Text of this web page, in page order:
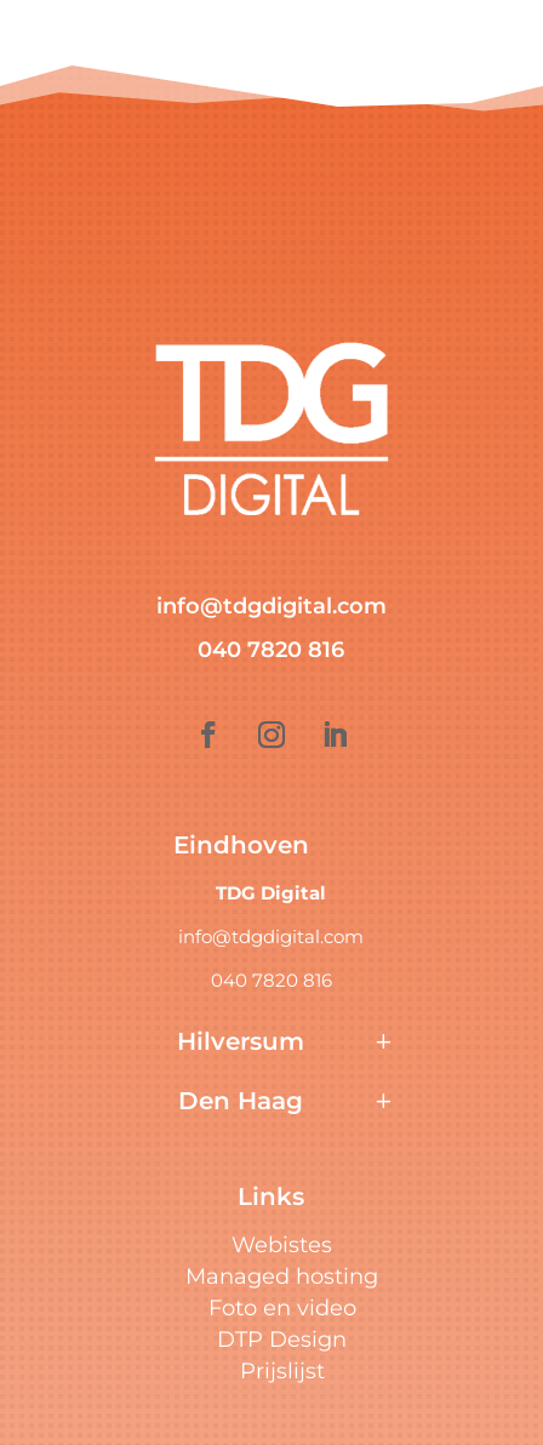
info@tdgdigital.com
040 7820 816
Eindhoven
TDG Digital
info@tdgdigital.com
040 7820 816
Hilversum
Den Haag
Links
Webistes
Managed hosting
Foto en video
DTP Design
Prijslijst